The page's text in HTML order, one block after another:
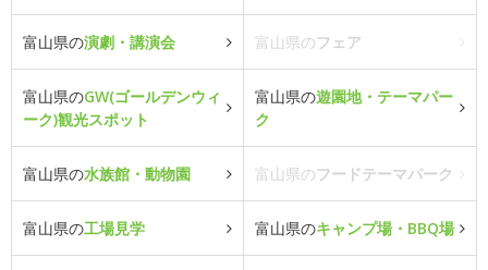
富山県の演劇・講演会 富山県のフェア
富山県のGW(ゴールデンウィ
ーク)観光スポット
富山県の遊園地・テーマパー
ク
富山県の水族館・動物園 富山県のフードテーマパーク
富山県の工場見学 富山県のキャンプ場・BBQ場